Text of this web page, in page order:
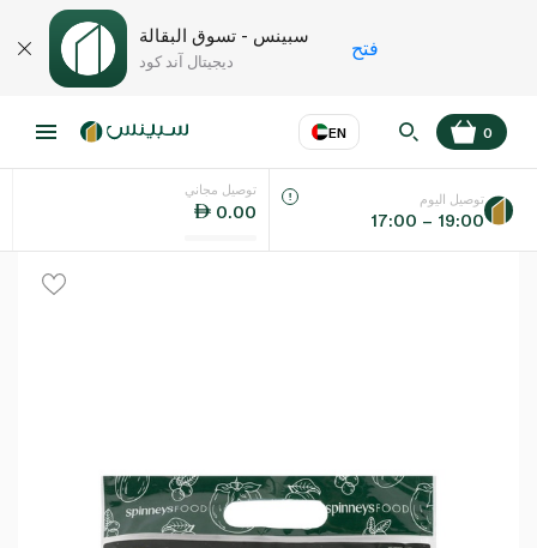
سبينس - تسوق البقالة
ديجيتال آند كود
فتح
EN
اللغة عر
0
توصيل مجاني
0.00
توصيل اليوم
17:00 – 19:00